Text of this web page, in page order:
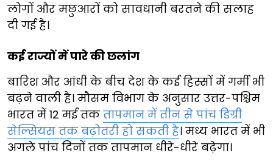
लोगों और मछुआरों को सावधानी बरतने की सलाह
दी गई है।
कई राज्यों में पारे की छलांग
बारिश और आंधी के बीच देश के कई हिस्सों में गर्मी भी
बढ़ने वाली है। मौसम विभाग के अनुसार उत्तर-पश्चिम
भारत में 12 मई तक तापमान में तीन से पांच डिग्री
सेल्सियस तक बढ़ोतरी हो सकती है। मध्य भारत में भी
अगले पांच दिनों तक तापमान धीरे-धीरे बढ़ेगा।